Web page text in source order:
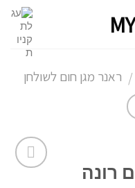
/ ראנר מגן חום לשולחן
רונה